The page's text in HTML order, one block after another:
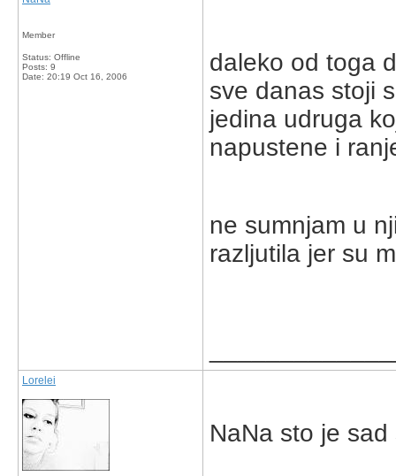
Member
Status: Offline
Posts: 9
Date: 20:19 Oct 16, 2006
daleko od toga
sve danas stoji
jedina udruga
napustene i
ne sumnjam u
razljutila jer su
Lorelei
NaNa sto je